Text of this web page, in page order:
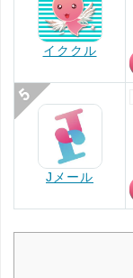
イククル
Jメール